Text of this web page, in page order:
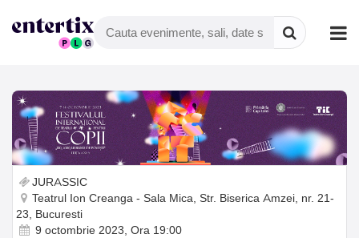
JURASSIC
Teatrul Ion Creanga - Sala Mica, Str. Biserica Amzei, nr. 21-
23, Bucuresti
9 octombrie 2023, Ora 19:00